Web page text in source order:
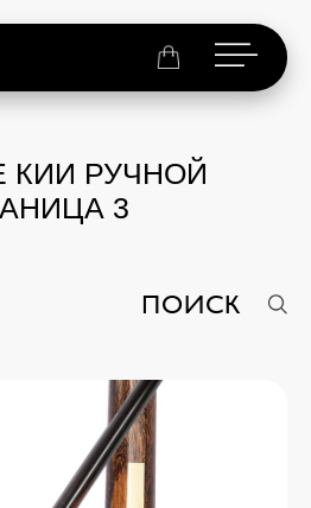
КИИ РУЧНОЙ
3